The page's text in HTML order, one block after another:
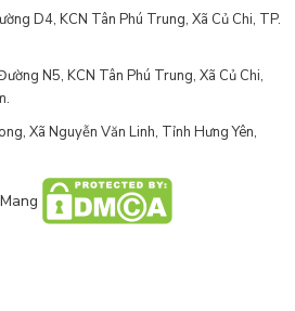
D4, KCN Tân Phú Trung, Xã Củ Chi, TP.
N5, KCN Tân Phú Trung, Xã Củ Chi,
Xã Nguyễn Văn Linh, Tỉnh Hưng Yên,